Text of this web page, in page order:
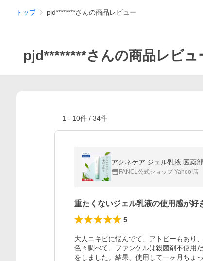
トップ pjd********さんの商品レビュー
pjd********さんの商品レビュ
1 - 10件 / 34件
アクネケア ジェル乳液 医薬
FANCL公式ショップ Yahoo!店
重たくないジェル乳液の使用感が好
5
大人ニキビに悩んでて、アトピーもあり
色々調べて、ファンケルは殺菌剤不使用
をしました。結果、使用して一ヶ月ちょ